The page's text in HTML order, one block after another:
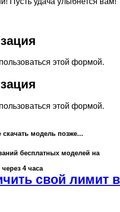
этой формой.
этой формой.
модель позже...
бесплатных моделей на
4 часа
свой лимит в